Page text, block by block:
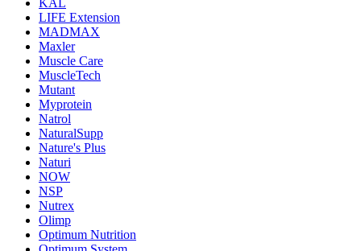
KAL
LIFE Extension
MADMAX
Maxler
Muscle Care
MuscleTech
Mutant
Myprotein
Natrol
NaturalSupp
Nature's Plus
Naturi
NOW
NSP
Nutrex
Olimp
Optimum Nutrition